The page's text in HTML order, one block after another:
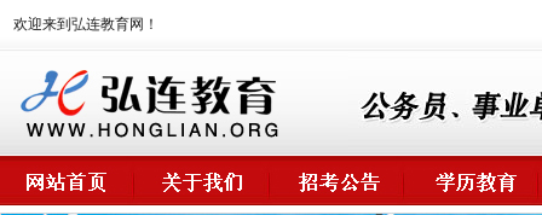
欢迎来到弘连教育网！